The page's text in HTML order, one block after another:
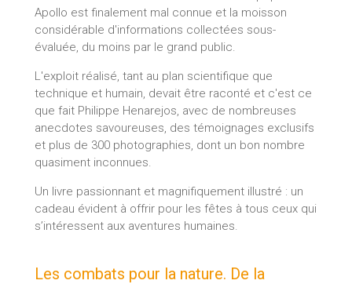
Apollo est finalement mal connue et la moisson
considérable d'informations collectées sous-
évaluée, du moins par le grand public.
L'exploit réalisé, tant au plan scientifique que
technique et humain, devait être raconté et c'est ce
que fait Philippe Henarejos, avec de nombreuses
anecdotes savoureuses, des témoignages exclusifs
et plus de 300 photographies, dont un bon nombre
quasiment inconnues.
Un livre passionnant et magnifiquement illustré : un
cadeau évident à offrir pour les fêtes à tous ceux qui
s’intéressent aux aventures humaines.
Les combats pour la nature. De la